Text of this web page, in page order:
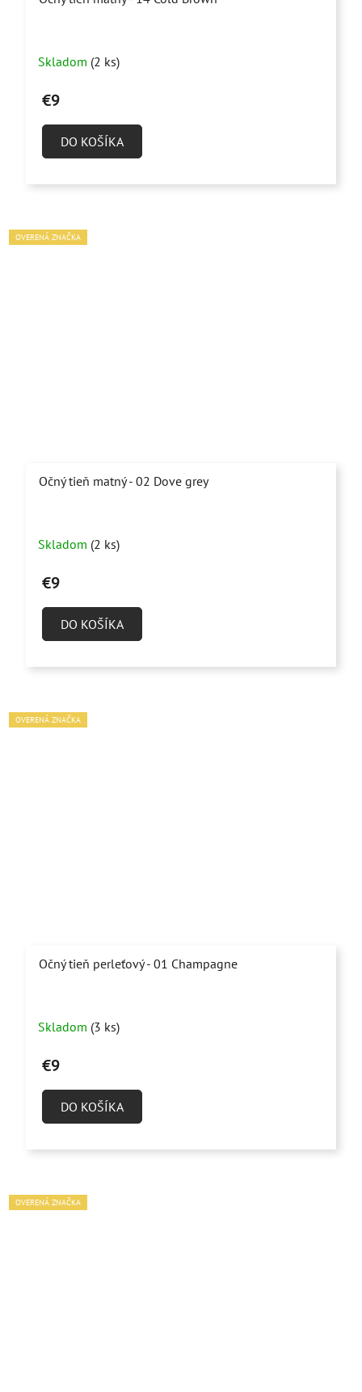
Skladom (2 ks)
€9
DO KOŠÍKA
OVERENÁ ZNAČKA
Očný tieň matný - 02 Dove grey
Skladom (2 ks)
€9
DO KOŠÍKA
OVERENÁ ZNAČKA
Očný tieň perleťový - 01 Champagne
Skladom (3 ks)
€9
DO KOŠÍKA
OVERENÁ ZNAČKA